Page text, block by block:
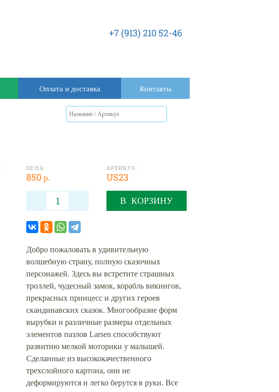
+7 (913) 210 52-46
Оплата и доставка Контакты
ЦЕНА:
850 р.
АРТИКУЛ:
US23
В КОРЗИНУ
Добро пожаловать в удивительную
волшебную страну, полную сказочных
персонажей. Здесь вы встретите страшных
троллей, чудесный замок, корабль викингов,
прекрасных принцесс и других героев
скандинавских сказок. Многообразие форм
вырубки и различные размеры отдельных
элементов пазлов Larsen способствуют
развитию мелкой моторики у малышей.
Сделанные из высококачественного
трехслойного картона, они не
деформируются и легко берутся в руки. Все